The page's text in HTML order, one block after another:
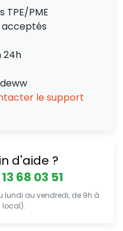
TPE/PME
acceptés
24h
le support
d'aide ?
68 03 51
lundi au vendredi, de 9h à
local).